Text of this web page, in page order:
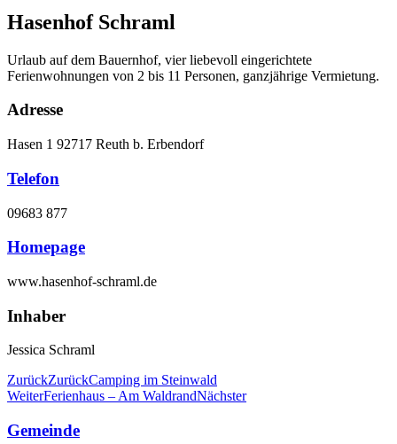
Hasenhof Schraml
Urlaub auf dem Bauernhof, vier liebevoll eingerichtete
Ferienwohnungen von 2 bis 11 Personen, ganzjährige Vermietung.
Adresse
Hasen 1 92717 Reuth b. Erbendorf
Telefon
09683 877
Homepage
www.hasenhof-schraml.de
Inhaber
Jessica Schraml
ZurückZurückCamping im Steinwald
WeiterFerienhaus – Am WaldrandNächster
Gemeinde